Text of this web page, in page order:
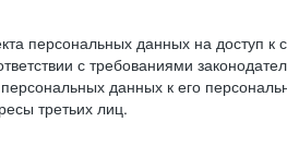
персональных данных на доступ
с требованиями
персональных данных к его
третьих лиц.